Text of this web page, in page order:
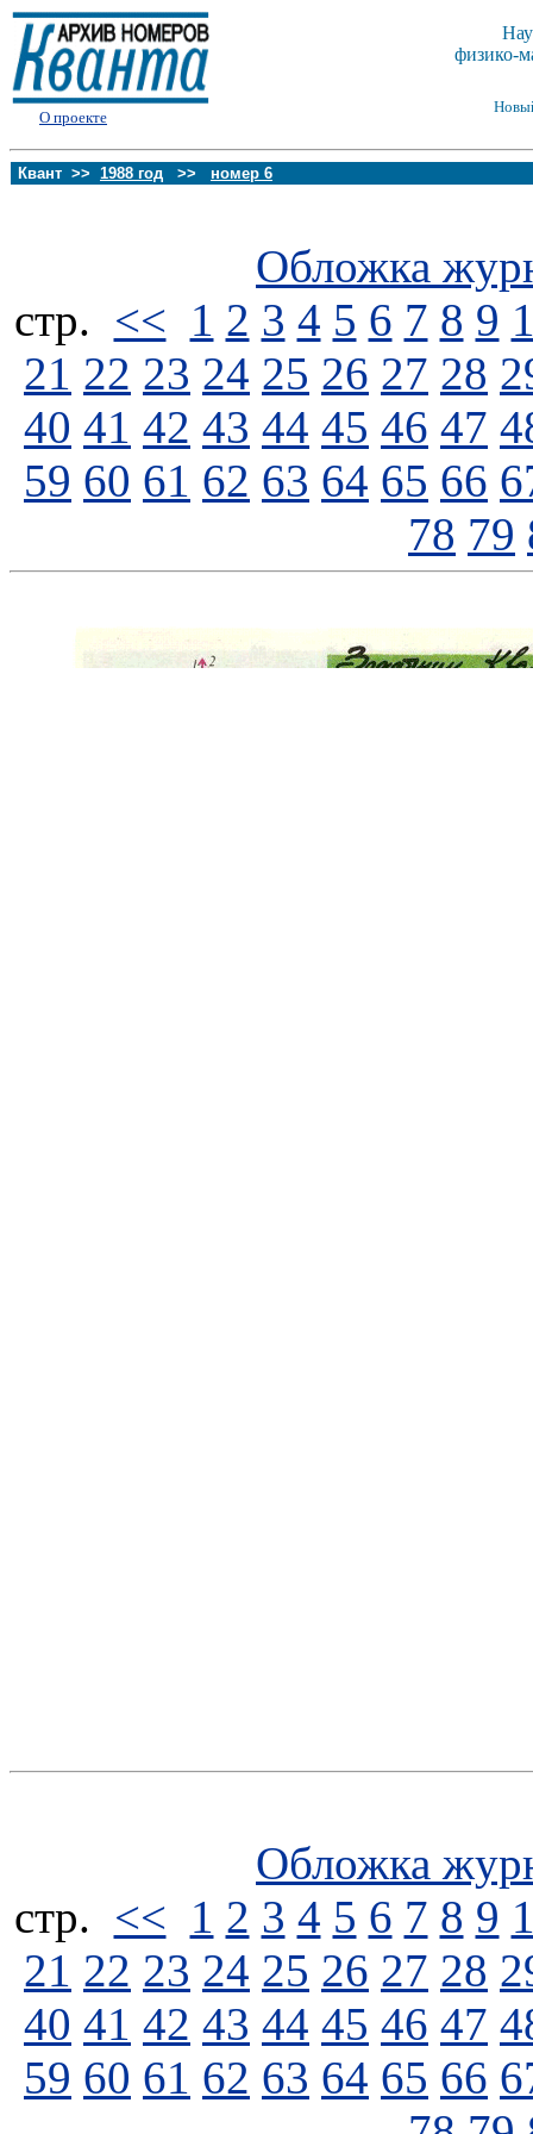
О проекте
физико-
Квант >> 1988 год >> номер 6
Обложка
стp. << 1 2 3 4 5 6 7 8 9
21 22 23 24 25 26 27 28
40 41 42 43 44 45 46 47
59 60 61 62 63 64 65 66
78 79
Обложка
стp. << 1 2 3 4 5 6 7 8 9
21 22 23 24 25 26 27 28
40 41 42 43 44 45 46 47
59 60 61 62 63 64 65 66